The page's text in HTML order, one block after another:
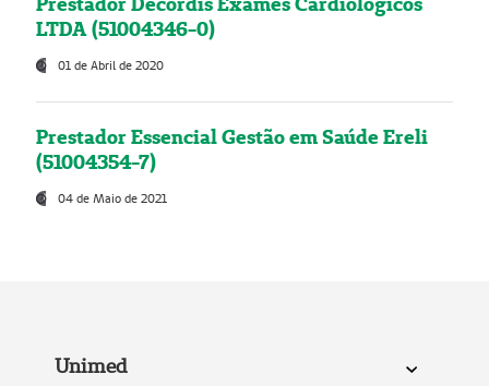
LTDA (51004346-0)
01 de Abril de 2020
Prestador Essencial Gestão em Saúde Ereli
(51004354-7)
04 de Maio de 2021
Unimed